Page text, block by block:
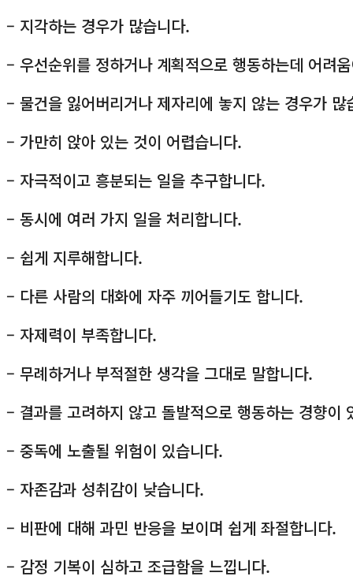
– 지각하는 경우가 많습니다.
– 우선순위를 정하거나 계획적으로 행동하는데 어려
– 물건을 잃어버리거나 제자리에 놓지 않는 경우가 많
– 가만히 앉아 있는 것이 어렵습니다.
– 자극적이고 흥분되는 일을 추구합니다.
– 동시에 여러 가지 일을 처리합니다.
– 쉽게 지루해합니다.
– 다른 사람의 대화에 자주 끼어들기도 합니다.
– 자제력이 부족합니다.
– 무례하거나 부적절한 생각을 그대로 말합니다.
– 결과를 고려하지 않고 돌발적으로 행동하는 경향이
– 중독에 노출될 위험이 있습니다.
– 자존감과 성취감이 낮습니다.
– 비판에 대해 과민 반응을 보이며 쉽게 좌절합니다.
– 감정 기복이 심하고 조급함을 느낍니다.